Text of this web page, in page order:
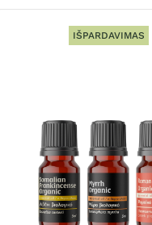
IŠPARDAVIMAS